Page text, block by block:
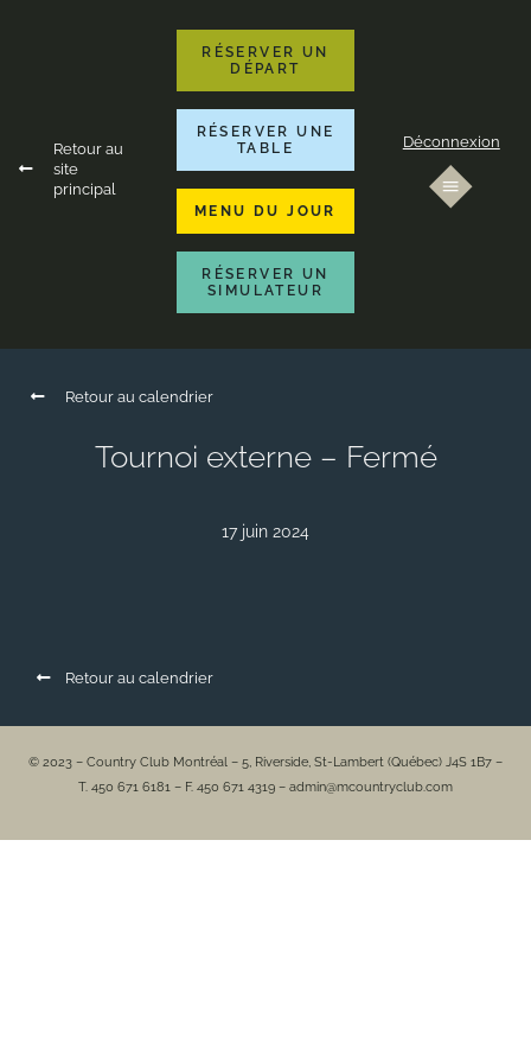
Retour au
site
principal
RÉSERVER UN
DÉPART
RÉSERVER UNE
TABLE
MENU DU JOUR
RÉSERVER UN
SIMULATEUR
Déconnexion
Retour au calendrier
Tournoi externe – Fermé
17 juin 2024
Retour au calendrier
© 2023 – Country Club Montréal – 5, Riverside, St-Lambert (Québec) J4S 1B7 –
T. 450 671 6181 – F. 450 671 4319 – admin@mcountryclub.com